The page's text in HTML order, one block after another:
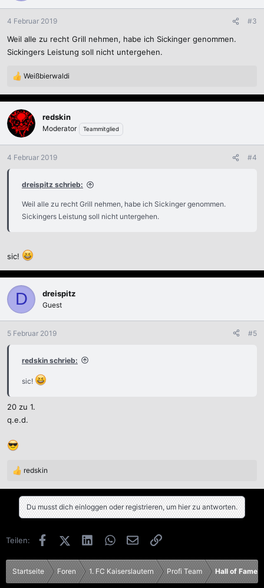
o
n
n
:
4 Februar 2019 #3
Weil alle zu recht Grill nehmen, habe ich Sickinger genommen.
Sickingers Leistung soll nicht untergehen.
R
a
k
t
i
o
n
Weißbierwaldi
redskin
Moderator Teammitglied
4 Februar 2019 #4
dreispitz schrieb:
Weil alle zu recht Grill nehmen, habe ich Sickinger genommen.
Sickingers Leistung soll nicht untergehen.
sic!
D dreispitz
Guest
5 Februar 2019 #5
redskin schrieb:
sic!
20 zu 1.
q.e.d.
R
o
e
n
redskin
Du musst dich einloggen oder registrieren, um hier zu antworten.
Teilen: FacebookX (Twitter)LinkedInWhatsApp
E-MailLink
Startseite Foren 1. FC Kaiserslautern Profi Team Hall of Fame